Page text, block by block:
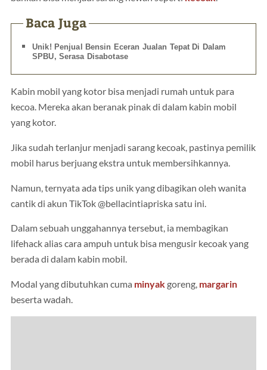
Baca Juga
Unik! Penjual Bensin Eceran Jualan Tepat Di Dalam
SPBU, Serasa Disabotase
Kabin mobil yang kotor bisa menjadi rumah untuk para
kecoa. Mereka akan beranak pinak di dalam kabin mobil
yang kotor.
Jika sudah terlanjur menjadi sarang kecoak, pastinya pemilik
mobil harus berjuang ekstra untuk membersihkannya.
Namun, ternyata ada tips unik yang dibagikan oleh wanita
cantik di akun TikTok @bellacintiapriska satu ini.
Dalam sebuah unggahannya tersebut, ia membagikan
lifehack alias cara ampuh untuk bisa mengusir kecoak yang
berada di dalam kabin mobil.
Modal yang dibutuhkan cuma minyak goreng, margarin
beserta wadah.